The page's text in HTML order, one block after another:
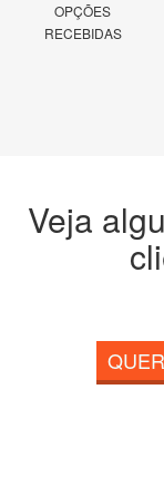
OPÇÕES
RECEBIDAS
Veja